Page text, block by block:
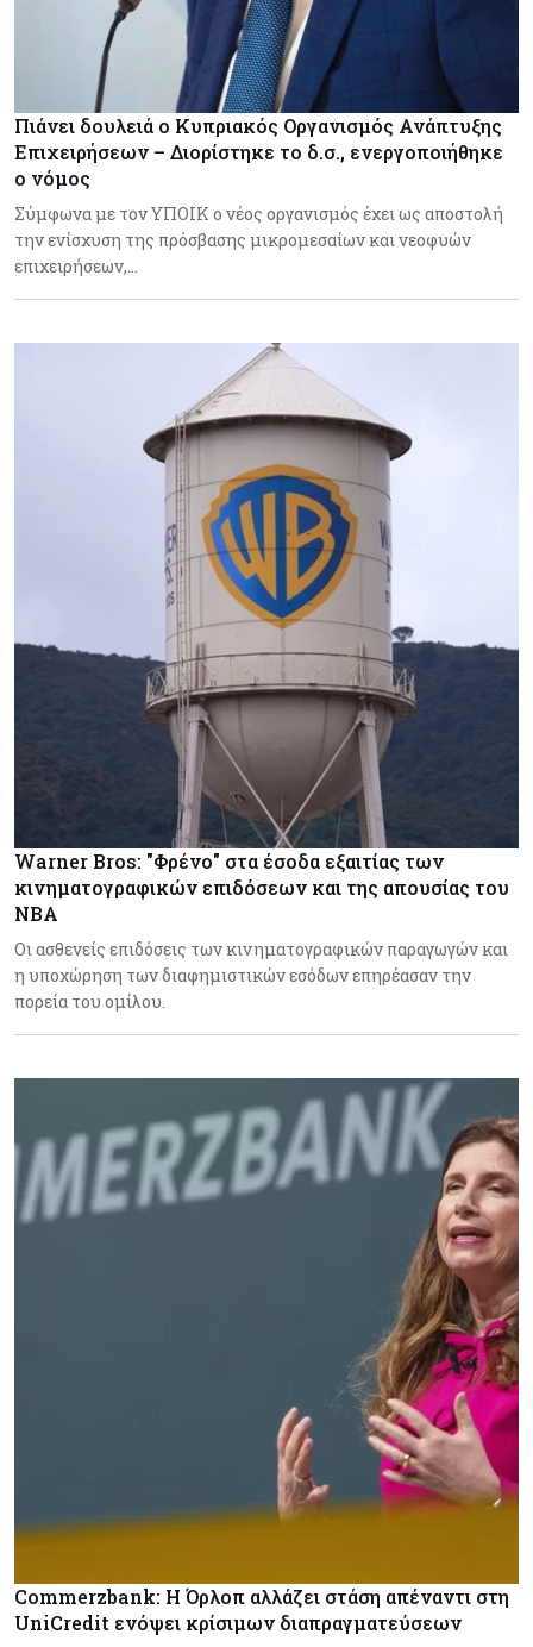
Πιάνει δουλειά ο Κυπριακός Οργανισμός Ανάπτυξης
Επιχειρήσεων – Διορίστηκε το δ.σ., ενεργοποιήθηκε
ο νόμος
Σύμφωνα με τον ΥΠΟΙΚ ο νέος οργανισμός έχει ως αποστολή
την ενίσχυση της πρόσβασης μικρομεσαίων και νεοφυών
επιχειρήσεων,…
Warner Bros: "Φρένο" στα έσοδα εξαιτίας των
κινηματογραφικών επιδόσεων και της απουσίας του
NBA
Οι ασθενείς επιδόσεις των κινηματογραφικών παραγωγών και
η υποχώρηση των διαφημιστικών εσόδων επηρέασαν την
πορεία του ομίλου.
Commerzbank: Η Όρλοπ αλλάζει στάση απέναντι στη
UniCredit ενόψει κρίσιμων διαπραγματεύσεων